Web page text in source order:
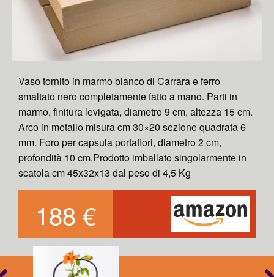
Vaso tornito in marmo bianco di Carrara e ferro
smaltato nero completamente fatto a mano. Parti in
marmo, finitura levigata, diametro 9 cm, altezza 15 cm.
Arco in metallo misura cm 30×20 sezione quadrata 6
mm. Foro per capsula portafiori, diametro 2 cm,
profondità 10 cm.Prodotto imballato singolarmente in
scatola cm 45x32x13 dal peso di 4,5 Kg
188 €